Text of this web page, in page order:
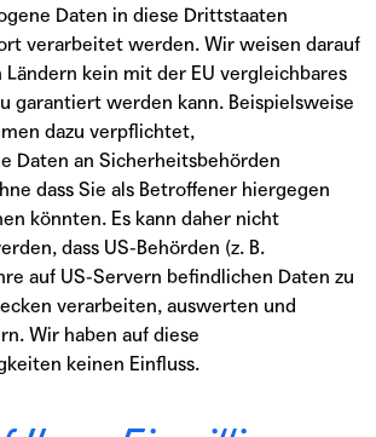
Daten in diese Drittstaaten
verarbeitet werden. Wir weisen darauf
Ländern kein mit der EU vergleichbares
garantiert werden kann. Beispielsweise
dazu verpflichtet,
Daten an Sicherheitsbehörden
dass Sie als Betroffener hiergegen
könnten. Es kann daher nicht
dass US-Behörden (z. B.
auf US-Servern befindlichen Daten zu
verarbeiten, auswerten und
Wir haben auf diese
keinen Einfluss.